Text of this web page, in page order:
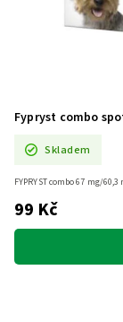
Fypryst combo
Skladem
99 Kč
FYPRYST combo 67 mg/